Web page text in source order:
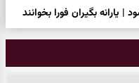
یارانه بگیران فورا بخوانند